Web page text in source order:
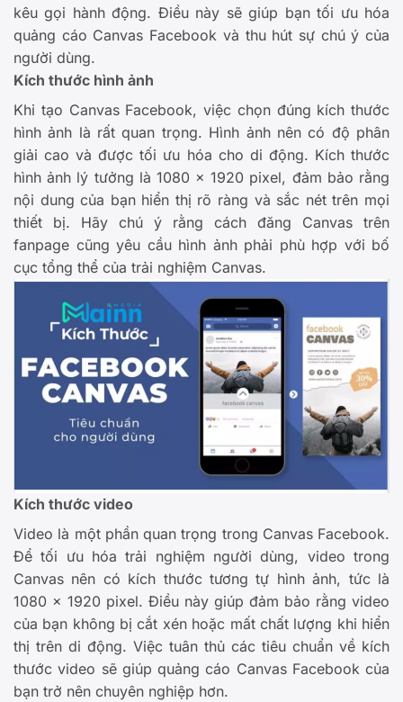
kêu gọi hành động. Điều này sẽ giúp bạn tối ưu hóa
quảng cáo Canvas Facebook và thu hút sự chú ý của
người dùng.
Kích thước hình ảnh
Khi tạo Canvas Facebook, việc chọn đúng kích thước
hình ảnh là rất quan trọng. Hình ảnh nên có độ phân
giải cao và được tối ưu hóa cho di động. Kích thước
hình ảnh lý tưởng là 1080 x 1920 pixel, đảm bảo rằng
nội dung của bạn hiển thị rõ ràng và sắc nét trên mọi
thiết bị. Hãy chú ý rằng cách đăng Canvas trên
fanpage cũng yêu cầu hình ảnh phải phù hợp với bố
cục tổng thể của trải nghiệm Canvas.
Kích thước video
Video là một phần quan trọng trong Canvas Facebook.
Để tối ưu hóa trải nghiệm người dùng, video trong
Canvas nên có kích thước tương tự hình ảnh, tức là
1080 x 1920 pixel. Điều này giúp đảm bảo rằng video
của bạn không bị cắt xén hoặc mất chất lượng khi hiển
thị trên di động. Việc tuân thủ các tiêu chuẩn về kích
thước video sẽ giúp quảng cáo Canvas Facebook của
bạn trở nên chuyên nghiệp hơn.